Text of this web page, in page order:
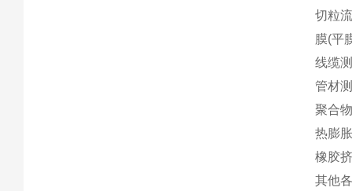
切粒
膜(平
线缆
管材
聚合
热膨
橡胶
其他